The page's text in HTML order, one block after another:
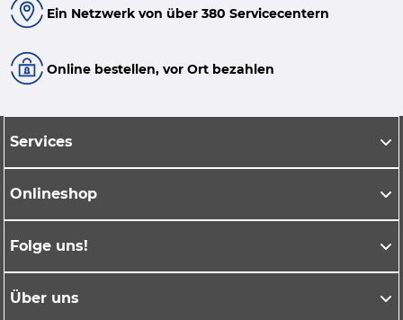
Ein Netzwerk von über 380 Servicecentern
Online bestellen, vor Ort bezahlen
Services
Onlineshop
Folge uns!
Über uns